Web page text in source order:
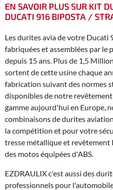
EN SAVOIR PLUS SUR KIT
DUCATI 916 BIPOSTA /
Les durites avia de votre Ducati
fabriquées et assemblées par le
depuis 15 ans. Plus de 1,5
sortent de cette usine chaque
fabrication suivant des normes
disponibles de notre
gamme aujourd'hui en Europe,
combinaisons de durites
la compétition et pour votre
tresse métallique et revêtement
des motos équipées d'ABS.
EZDRAULIX c'est aussi des
professionnels pour